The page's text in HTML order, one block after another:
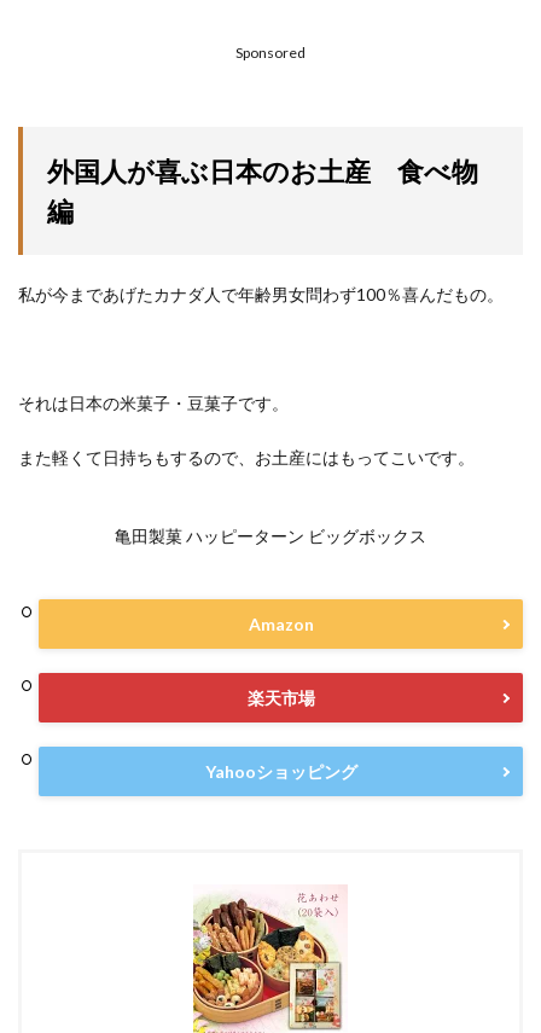
Sponsored
外国人が喜ぶ日本のお土産 食べ物
編
私が今まであげたカナダ人で年齢男女問わず100％喜んだもの。
それは日本の米菓子・豆菓子です。
また軽くて日持ちもするので、お土産にはもってこいです。
亀田製菓 ハッピーターン ビッグボックス
Amazon
楽天市場
Yahooショッピング